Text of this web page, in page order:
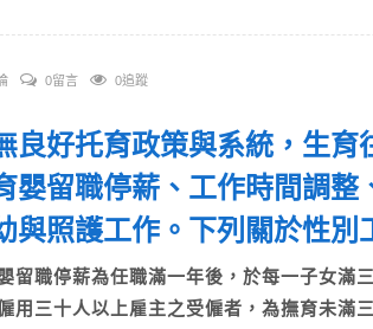
0留言 0追蹤
良好托育政策與系統，生
嬰留職停薪、工作時間調
與照護工作。下列關於性
留職停薪為任職滿一年後，於每一子女滿
用三十人以上雇主之受僱者，為撫育未滿